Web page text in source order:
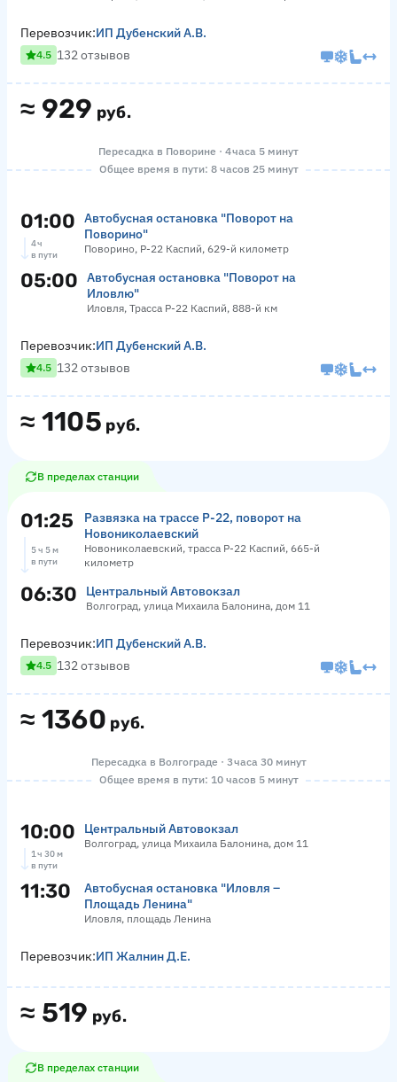
≈ 929 руб.
Перевозчик:ИП Дубенский А.В.
4.5 132 отзывов
Пересадка в Поворине · 4 часа 5 минут
Общее время в пути: 8 часов 25 минут
01:00
Автобусная остановка "Поворот на
Поворино"
Поворино, Р-22 Каспий, 629-й километр
4 ч
в пути
05:00
Автобусная остановка "Поворот на
Иловлю"
Иловля, Трасса Р-22 Каспий, 888-й км
≈ 1105 руб.
Перевозчик:ИП Дубенский А.В.
4.5 132 отзывов
В пределах станции
01:25
Развязка на трассе Р-22, поворот на
Новониколаевский
Новониколаевский, трасса Р-22 Каспий, 665-й
километр
5 ч 5 м
в пути
06:30 Центральный Автовокзал
Волгоград, улица Михаила Балонина, дом 11
≈ 1360 руб.
Перевозчик:ИП Дубенский А.В.
4.5 132 отзывов
Пересадка в Волгограде · 3 часа 30 минут
Общее время в пути: 10 часов 5 минут
10:00 Центральный Автовокзал
Волгоград, улица Михаила Балонина, дом 11
1 ч 30 м
в пути
11:30
Автобусная остановка "Иловля –
Площадь Ленина"
Иловля, площадь Ленина
≈ 519 руб.
Перевозчик:ИП Жалнин Д.Е.
В пределах станции